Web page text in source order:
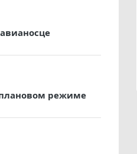
плановом режиме